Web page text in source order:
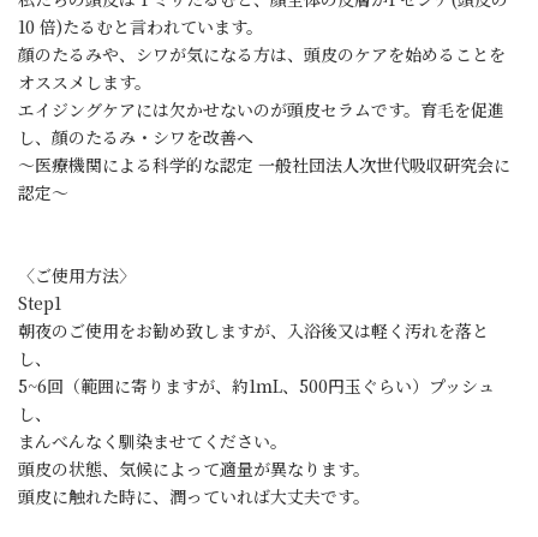
10 倍)たるむと言われています。
顔のたるみや、シワが気になる方は、頭皮のケアを始めることを
オススメします。
エイジングケアには欠かせないのが頭皮セラムです。育毛を促進
し、顔のたるみ・シワを改善へ
～医療機関による科学的な認定 一般社団法人次世代吸収研究会に
認定～
〈ご使用方法〉
Step1
朝夜のご使用をお勧め致しますが、入浴後又は軽く汚れを落と
し、
5~6回（範囲に寄りますが、約1ｍL、500円玉ぐらい）プッシュ
し、
まんべんなく馴染ませてください。
頭皮の状態、気候によって適量が異なります。
頭皮に触れた時に、潤っていれば大丈夫です。